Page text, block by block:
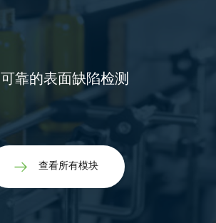
可靠的表面缺陷检测
查看所有模块